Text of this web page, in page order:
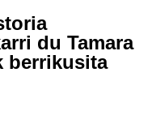
du Tamara
berrikusita